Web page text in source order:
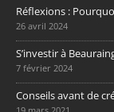
Réflexions :
26 avril 2024
S’investir à
7 février 2024
Conseils avant de